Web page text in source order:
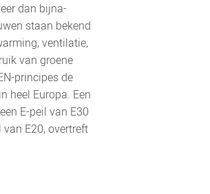
dan bijna-
staan bekend
ventilatie,
van groene
principes de
heel Europa. Een
E-peil van E30
E20, overtreft